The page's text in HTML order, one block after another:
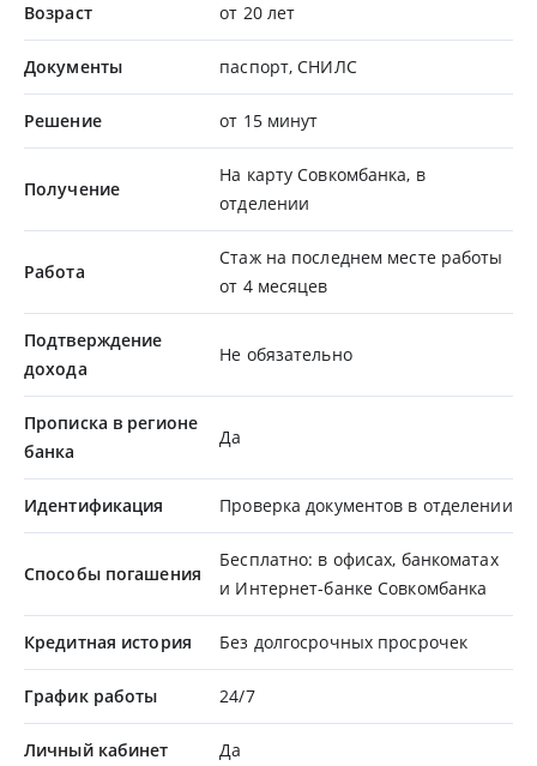
Возраст от 20 лет
Документы паспорт, СНИЛС
Решение от 15 минут
Получение
На карту Совкомбанка, в
отделении
Работа
Стаж на последнем месте работы
от 4 месяцев
Подтверждение
дохода
Не обязательно
Прописка в регионе
банка
Да
Идентификация Проверка документов в отделении
Способы погашения
Бесплатно: в офисах, банкоматах
и Интернет-банке Совкомбанка
Кредитная история Без долгосрочных просрочек
График работы 24/7
Личный кабинет Да